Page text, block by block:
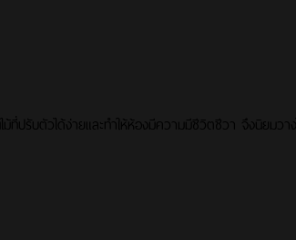
รับตัวได้ง่ายและทำให้ห้องมีความมีชีวิตชีวา จึงนิยมวาง